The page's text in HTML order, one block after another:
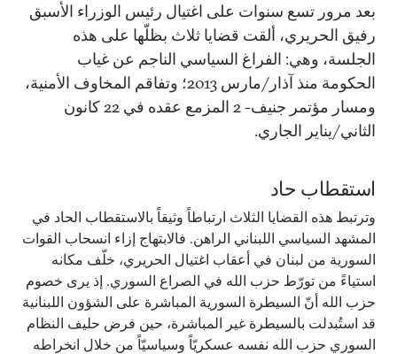
بعد مرور تسع سنوات على اغتيال رئيس الوزراء الأسبق
رفيق الحريري، ألقت قضايا ثلاث بظلّها على هذه
الجلسة، وهي: الفراغ السياسي الناجم عن غياب
الحكومة منذ آذار/مارس 2013؛ وتفاقم المخاوف الأمنية،
ومسار مؤتمر جنيف- 2 المزمع عقده في 22 كانون
الثاني/يناير الجاري.
استقطاب حاد
وترتبط هذه القضايا الثلاث ارتباطاً وثيقاً بالاستقطاب الحاد في
المشهد السياسي اللبناني الراهن. فالابتهاج إزاء انسحاب القوات
السورية من لبنان في أعقاب اغتيال الحريري، خلّف مكانه
استياءً من تورّط حزب الله في الصراع السوري. إذ يرى خصوم
حزب الله أنّ السيطرة السورية المباشرة على الشؤون اللبنانية
قد استُبدلت بالسيطرة غير المباشرة، حين فرض حليف النظام
السوري حزب الله نفسه عسكريّاً وسياسيّاً من خلال انخراطه